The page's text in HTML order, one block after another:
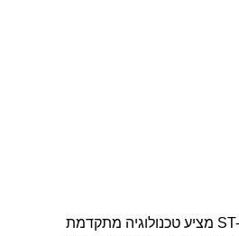
מחליק השיער המתקדם של בייביליס BaByliss דגם ST-327ILE מציע טכנולוגיה מתקדמת